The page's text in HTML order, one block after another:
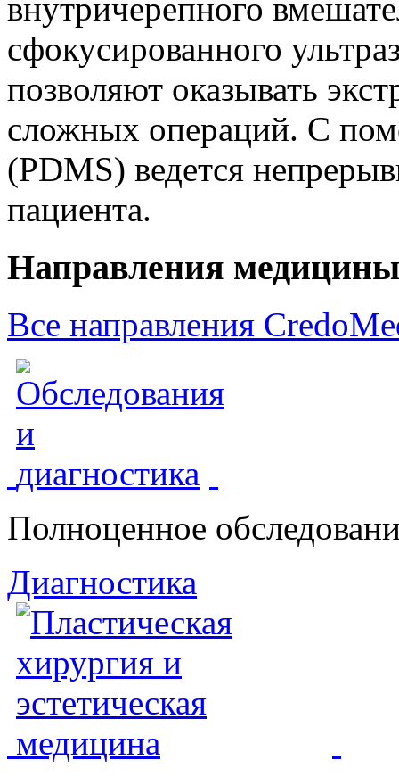
внутричерепного
сфокусированного
позволяют оказывать
сложных операций. С
(PDMS) ведется
пациента.
Направления медицины
Все направления
Полноценное
Диагностика